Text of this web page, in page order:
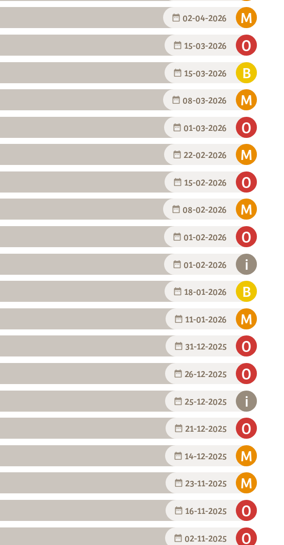
02-04-2026
15-03-2026
15-03-2026
08-03-2026
01-03-2026
22-02-2026
15-02-2026
08-02-2026
01-02-2026
01-02-2026
18-01-2026
11-01-2026
31-12-2025
26-12-2025
25-12-2025
21-12-2025
14-12-2025
23-11-2025
16-11-2025
02-11-2025